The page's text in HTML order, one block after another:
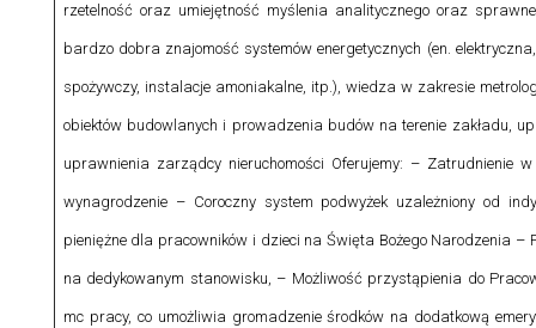
rzetelność oraz umiejętność myślenia analitycznego oraz
bardzo dobra znajomość systemów energetycznych (en.
spożywczy, instalacje amoniakalne, itp.), wiedza w zakresie
obiektów budowlanych i prowadzenia budów na terenie zakładu,
uprawnienia zarządcy nieruchomości Oferujemy: – Zatrudnienie
wynagrodzenie – Coroczny system podwyżek uzależniony od
pieniężne dla pracowników i dzieci na Święta Bożego Narodzenia –
na dedykowanym stanowisku, – Możliwość przystąpienia do
mc pracy, co umożliwia gromadzenie środków na dodatkową